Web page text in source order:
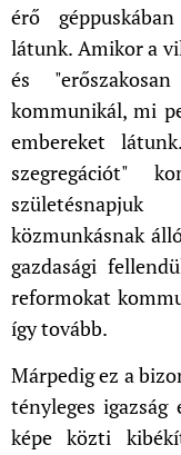
érő
látunk. Amikor a
és
kommunikál, mi
embereket
szegregációt"
közmunkásnak
gazdasági
reformokat
így tovább.
Márpedig ez a
tényleges igazság
képe közti